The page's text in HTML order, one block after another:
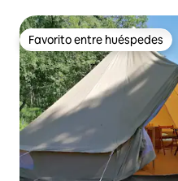
Favorito entre huéspedes
Favorito entre huéspedes